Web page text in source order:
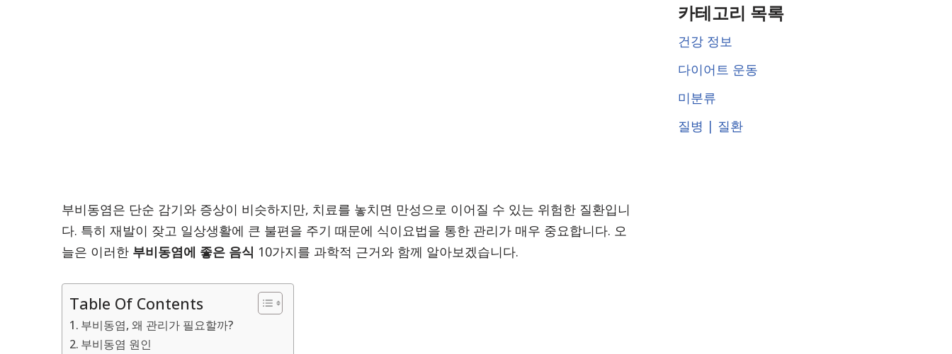
부비동염은 단순 감기와 증상이 비슷하지만, 치료를 놓치면 만성으로 이어질 수 있는 위험한 질환입니
다. 특히 재발이 잦고 일상생활에 큰 불편을 주기 때문에 식이요법을 통한 관리가 매우 중요합니다. 오
늘은 이러한 부비동염에 좋은 음식 10가지를 과학적 근거와 함께 알아보겠습니다.
Table Of Contents
부비동염, 왜 관리가 필요할까?
부비동염 원인
카테고리 목록
건강 정보
다이어트 운동
미분류
질병 | 질환